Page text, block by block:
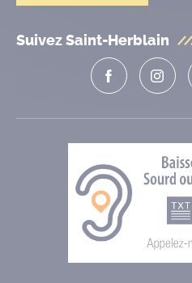
Suivez Saint-Herblain